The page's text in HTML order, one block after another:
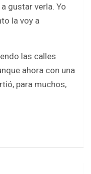
gustar verla. Yo
la voy a
las calles
ahora con una
para muchos,